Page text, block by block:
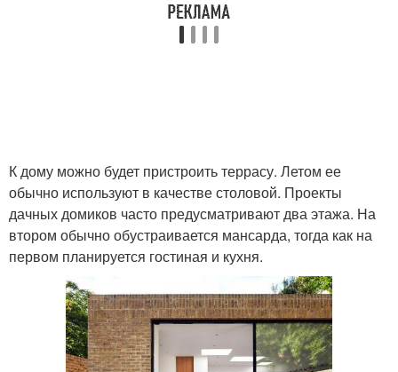
К дому можно будет пристроить террасу. Летом ее
обычно используют в качестве столовой. Проекты
дачных домиков часто предусматривают два этажа. На
втором обычно обустраивается мансарда, тогда как на
первом планируется гостиная и кухня.